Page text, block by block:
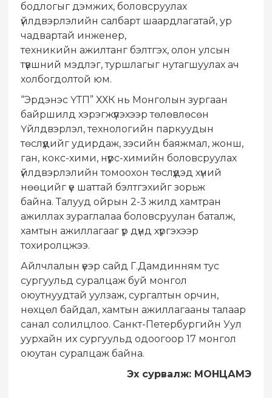
бодлогыг дэмжих, боловсруулах
үйлдвэрлэлийн салбарт шаардлагатай, ур
чадвартай инженер,
техникийн ажилтанг бэлтгэх, олон улсын
түвшний мэдлэг, туршлагыг нутагшуулах ач
холбогдолтой юм.
“Эрдэнэс ҮТП” ХХК нь Монголын зургаан
байршилд хэрэгжүүлэхээр төлөвлөсөн
Үйлдвэрлэл, технологийн паркуудын
төслүүдийг удирдаж, зэсийн баяжмал, жонш,
ган, кокс-хими, нүүрс-химийн боловсруулах
үйлдвэрлэлийн томоохон төслүүдэд хүний
нөөцийг үе шаттай бэлтгэхийг зорьж
байна. Талууд ойрын 2-3 жилд хамтран
ажиллах зураглалаа боловсруулан баталж,
хамтын ажиллагааг үр дүнд хүргэхээр
тохиролцжээ.
Айлчлалын үеэр сайд Г.Дамдинням тус
сургуульд суралцаж буй монгол
оюутнуудтай уулзаж, сургалтын орчин,
нөхцөл байдал, хамтын ажиллагааны талаар
санал солилцлоо. Санкт-Петербургийн Уул
уурхайн их сургуульд одоогоор 17 монгол
оюутан суралцаж байна.
Эх сурвалж: МОНЦАМЭ